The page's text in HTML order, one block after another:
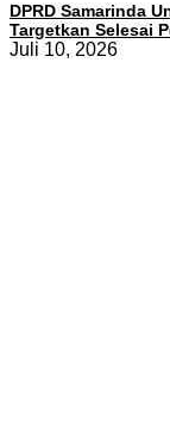
DPRD Samarinda
Targetkan Selesai
Juli 10, 2026